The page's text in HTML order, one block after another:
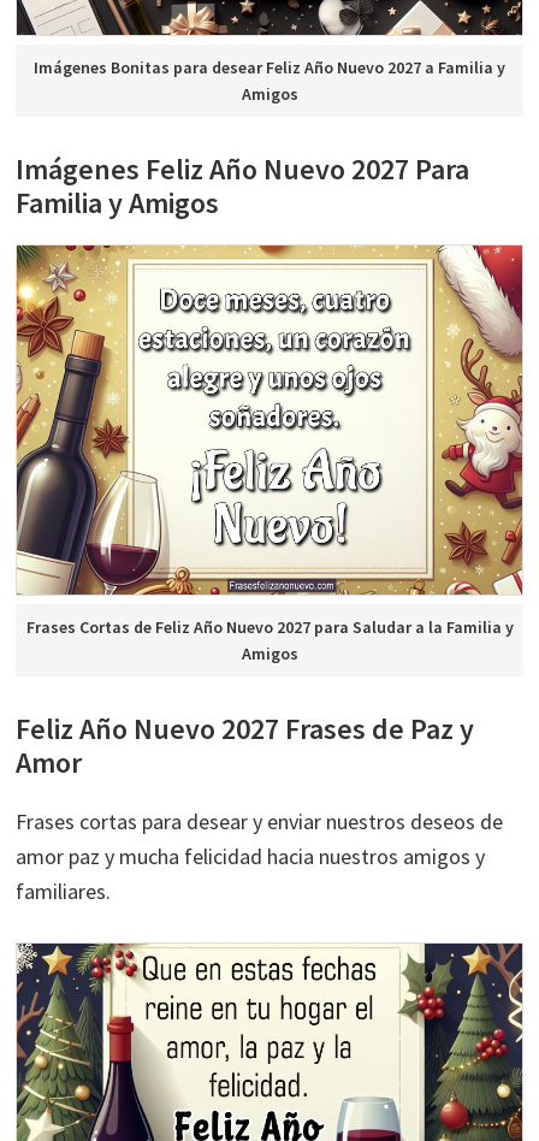
Imágenes Bonitas para desear Feliz Año Nuevo 2027 a Familia y
Amigos
Imágenes Feliz Año Nuevo 2027 Para
Familia y Amigos
Frases Cortas de Feliz Año Nuevo 2027 para Saludar a la Familia y
Amigos
Feliz Año Nuevo 2027 Frases de Paz y
Amor
Frases cortas para desear y enviar nuestros deseos de
amor paz y mucha felicidad hacia nuestros amigos y
familiares.